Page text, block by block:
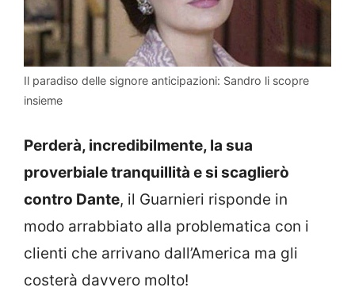
Il paradiso delle signore anticipazioni: Sandro li scopre
insieme
Perderà, incredibilmente, la sua
proverbiale tranquillità e si scaglierò
contro Dante, il Guarnieri risponde in
modo arrabbiato alla problematica con i
clienti che arrivano dall’America ma gli
costerà davvero molto!